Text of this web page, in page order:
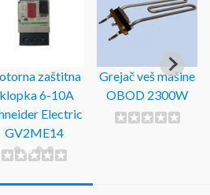
zaštitna
6-10A
Electric
GV2ME14
Grejač veš mašine
OBOD 2300W